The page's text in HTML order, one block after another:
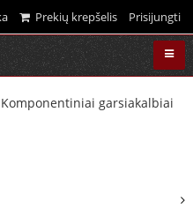
Prekių krepšelis Prisijungti
Komponentiniai garsiakalbiai